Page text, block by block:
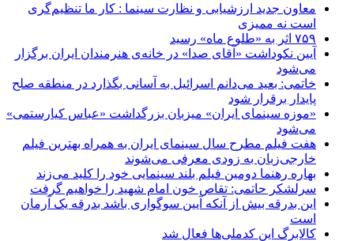
معاون جدید ارزشیابی و نظارت سینما : کار ما تنظیم‌گری
است نه ممیزی
۷۵۹ اثر به «طلوع ماه» رسید
آیین نکوداشت «آقای صدا» در خانه‌ی هنرمندان ایران برگزار
می‌شود
خاتمی: بعید می‌دانم اسرائیل به آسانی بگذارد در منطقه صلح
پایدار برقرار شود
«موزه سینمای ایران» میزبان بزرگداشت «عباس کیارستمی»
می‌شود
هفت فیلم مطرح سال سینمای ایران به همراه بهترین فیلم
خارجی‌زبان به زودی معرفی می‌شوند
بهاره رهنما دومین فیلم بلند سینمایی خود را کلید می‌زند
سرلشکر حاتمی: تقاص خون امام شهید را خواهیم گرفت
این بدرقه بیش از آنکه آیین سوگواری باشد بدرقه یک آرمان
است
کالابرگ این کدملی‌ها فعال شد